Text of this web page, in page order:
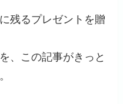
残るプレゼントを贈
、この記事がきっと